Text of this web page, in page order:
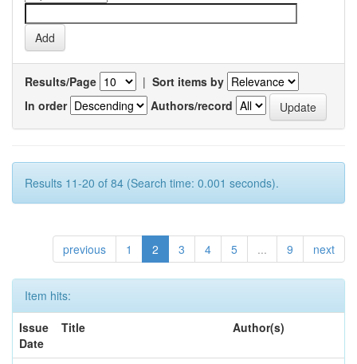
Results/Page | Sort items by
In order
Authors/record
Results 11-20 of 84 (Search time: 0.001 seconds).
previous 1 2 3 4 5 ... 9 next
Item hits:
Issue
Date
Title Author(s)